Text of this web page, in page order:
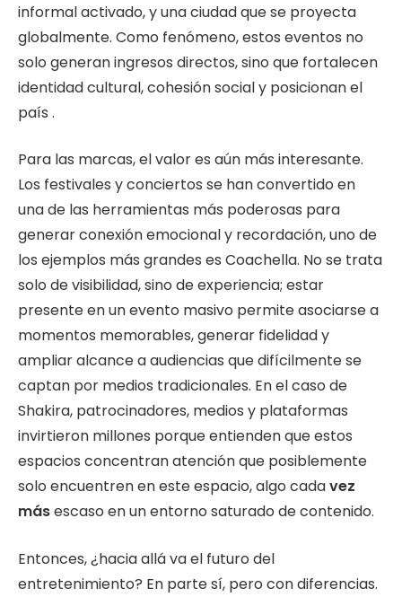
informal activado, y una ciudad que se proyecta
globalmente. Como fenómeno, estos eventos no
solo generan ingresos directos, sino que fortalecen
identidad cultural, cohesión social y posicionan el
país .
Para las marcas, el valor es aún más interesante.
Los festivales y conciertos se han convertido en
una de las herramientas más poderosas para
generar conexión emocional y recordación, uno de
los ejemplos más grandes es Coachella. No se trata
solo de visibilidad, sino de experiencia; estar
presente en un evento masivo permite asociarse a
momentos memorables, generar fidelidad y
ampliar alcance a audiencias que difícilmente se
captan por medios tradicionales. En el caso de
Shakira, patrocinadores, medios y plataformas
invirtieron millones porque entienden que estos
espacios concentran atención que posiblemente
solo encuentren en este espacio, algo cadavez
másescaso en un entorno saturado de contenido.
Entonces, ¿hacia allá va el futuro del
entretenimiento? En parte sí, pero con diferencias.